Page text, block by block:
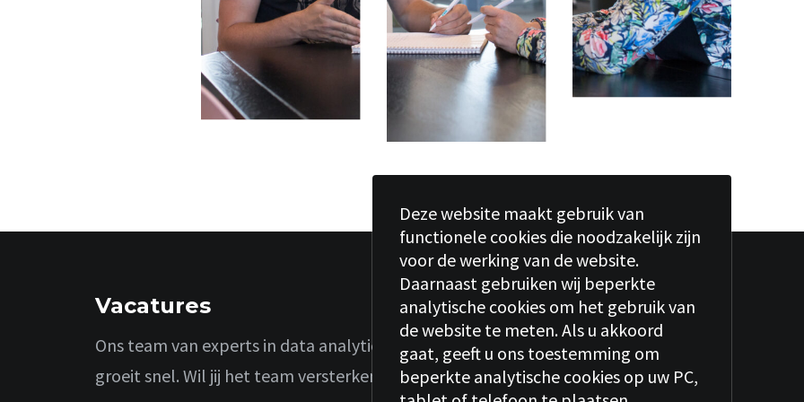
Vacatures
Ons team van experts in data analytics
groeit snel. Wil jij het team versterken?
Volg ons op LinkedIn
Voor product updates, impactverhalen,
vacatures en andere nieuws.
Deze website maakt gebruik van
functionele cookies die noodzakelijk zijn
voor de werking van de website.
Daarnaast gebruiken wij beperkte
analytische cookies om het gebruik van
de website te meten. Als u akkoord
gaat, geeft u ons toestemming om
beperkte analytische cookies op uw PC,